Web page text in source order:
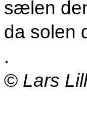
sælen
da solen
.
© Lars